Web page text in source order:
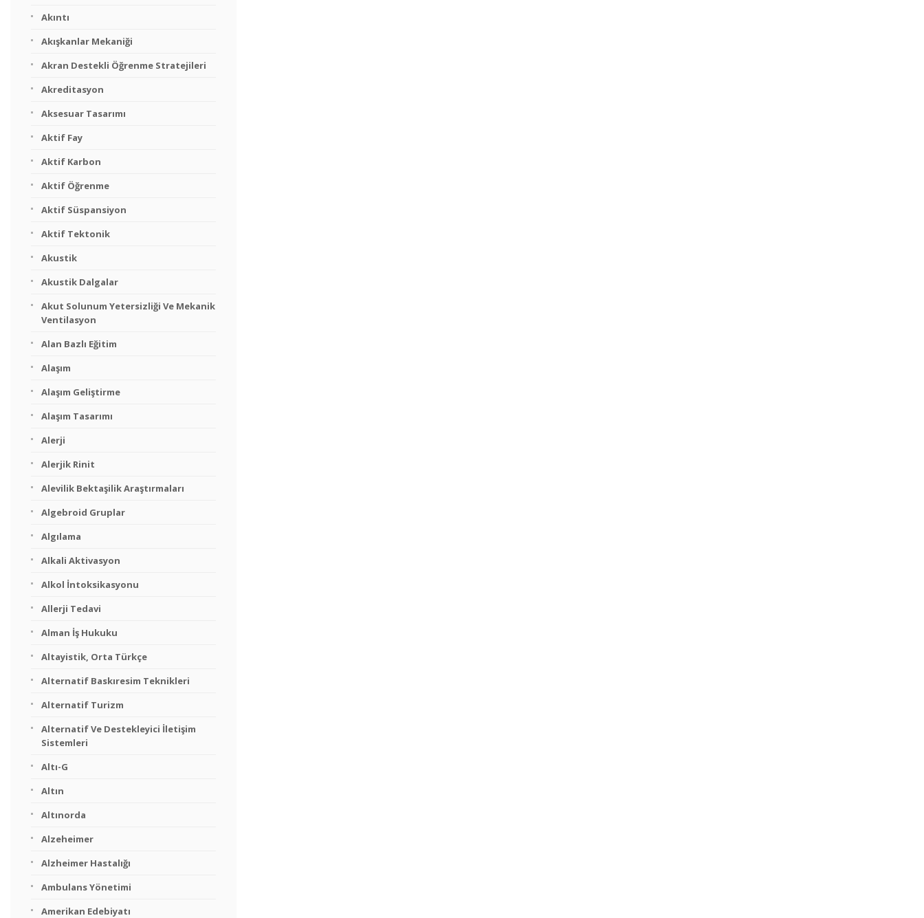
Akıntı
Akışkanlar Mekaniği
Akran Destekli Öğrenme Stratejileri
Akreditasyon
Aksesuar Tasarımı
Aktif Fay
Aktif Karbon
Aktif Öğrenme
Aktif Süspansiyon
Aktif Tektonik
Akustik
Akustik Dalgalar
Akut Solunum Yetersizliği Ve Mekanik
Ventilasyon
Alan Bazlı Eğitim
Alaşım
Alaşım Geliştirme
Alaşım Tasarımı
Alerji
Alerjik Rinit
Alevilik Bektaşilik Araştırmaları
Algebroid Gruplar
Algılama
Alkali Aktivasyon
Alkol İntoksikasyonu
Allerji Tedavi
Alman İş Hukuku
Altayistik, Orta Türkçe
Alternatif Baskıresim Teknikleri
Alternatif Turizm
Alternatif Ve Destekleyici İletişim
Sistemleri
Altı-G
Altın
Altınorda
Alzeheimer
Alzheimer Hastalığı
Ambulans Yönetimi
Amerikan Edebiyatı